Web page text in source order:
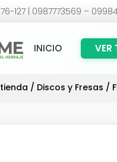
127 | 0987773569 –
INICIO VER
/ Discos y Fresas /